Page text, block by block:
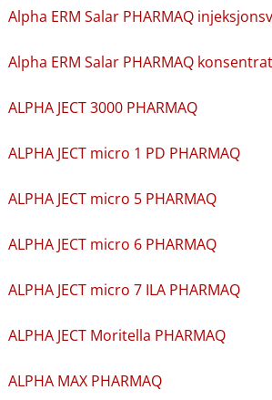
Alpha ERM Salar PHARMAQ
Alpha ERM Salar PHARMAQ
ALPHA JECT 3000 PHARMAQ
ALPHA JECT micro 1 PD PHARMAQ
ALPHA JECT micro 5 PHARMAQ
ALPHA JECT micro 6 PHARMAQ
ALPHA JECT micro 7 ILA PHARMAQ
ALPHA JECT Moritella PHARMAQ
ALPHA MAX PHARMAQ